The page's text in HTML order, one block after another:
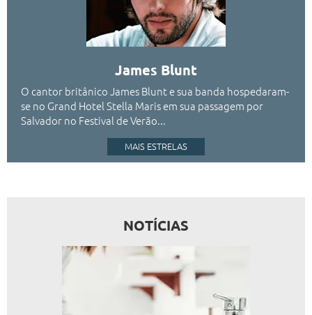
O cantor britânico James Blunt e sua banda hospedaram-
se no Grand Hotel Stella Maris em sua passagem por
Salvador no Festival de Verão...
James Blunt
MAIS ESTRELAS
NOTÍCIAS